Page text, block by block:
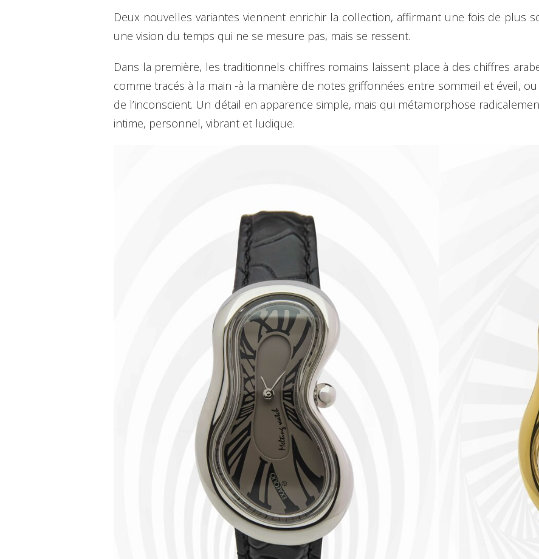
Deux nouvelles variantes viennent enrichir la collection, affirmant une fois de plus
une vision du temps qui ne se mesure pas, mais se ressent.
Dans la première, les traditionnels chiffres romains laissent place à des chiffres
comme tracés à la main -à la manière de notes griffonnées entre sommeil et éveil,
de l’inconscient. Un détail en apparence simple, mais qui métamorphose
intime, personnel, vibrant et ludique.